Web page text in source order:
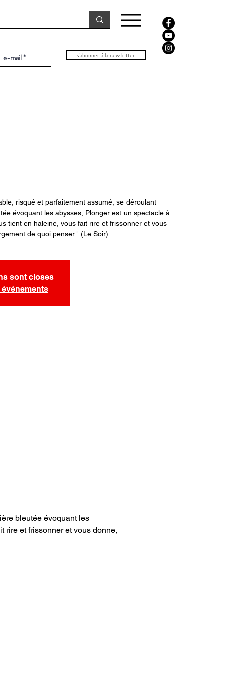
s'abonner à la newsletter
risqué et parfaitement assumé, se déroulant
évoquant les abysses, Plonger est un spectacle à
tient en haleine, vous fait rire et frissonner et vous
de quoi penser." (Le Soir)
sont closes
bleutée évoquant les
rire et frissonner et vous donne,